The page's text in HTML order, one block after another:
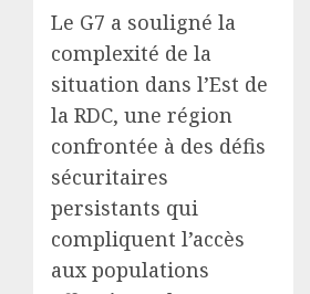
Le G7 a souligné la
complexité de la
situation dans l’Est de
la RDC, une région
confrontée à des défis
sécuritaires
persistants qui
compliquent l’accès
aux populations